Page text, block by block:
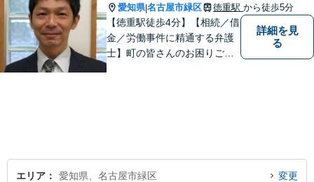
愛知県|名古屋市緑区 徳重駅 から徒歩5分
【徳重駅徒歩4分】【相続／借
金／労働事件に精通する弁護
士】町の皆さんのお困りごと
ださい。
詳細を見
る
エリア 愛知県、名古屋市緑区 変更